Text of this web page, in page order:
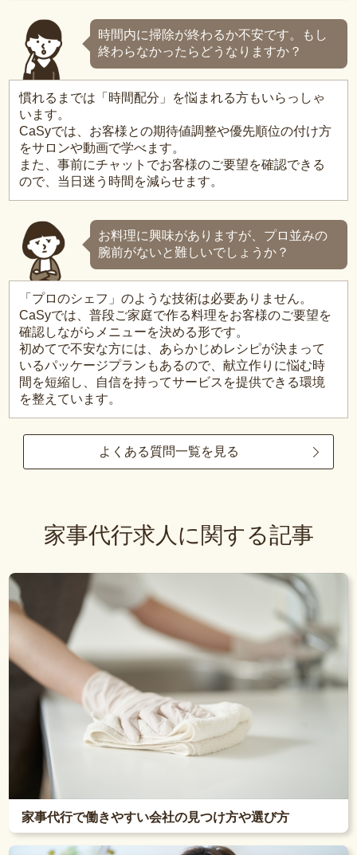
時間内に掃除が終わるか不安です。もし
終わらなかったらどうなりますか？
慣れるまでは「時間配分」を悩まれる方もいらっしゃ
います。
CaSyでは、お客様との期待値調整や優先順位の付け方
をサロンや動画で学べます。
また、事前にチャットでお客様のご要望を確認できる
ので、当日迷う時間を減らせます。
お料理に興味がありますが、プロ並みの
腕前がないと難しいでしょうか？
「プロのシェフ」のような技術は必要ありません。
CaSyでは、普段ご家庭で作る料理をお客様のご要望を
確認しながらメニューを決める形です。
初めてで不安な方には、あらかじめレシピが決まって
いるパッケージプランもあるので、献立作りに悩む時
間を短縮し、自信を持ってサービスを提供できる環境
を整えています。
よくある質問一覧を見る
家事代行求人に関する記事
家事代行で働きやすい会社の見つけ方や選び方